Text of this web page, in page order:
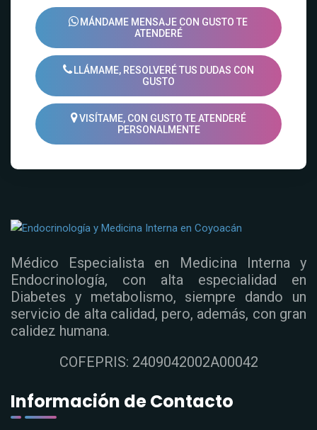
MÁNDAME MENSAJE CON GUSTO TE
ATENDERÉ
LLÁMAME, RESOLVERÉ TUS DUDAS CON
GUSTO
VISÍTAME, CON GUSTO TE ATENDERÉ
PERSONALMENTE
Médico Especialista en Medicina Interna y
Endocrinología, con alta especialidad en
Diabetes y metabolismo, siempre dando un
servicio de alta calidad, pero, además, con gran
calidez humana.
COFEPRIS: 2409042002A00042
Información de Contacto